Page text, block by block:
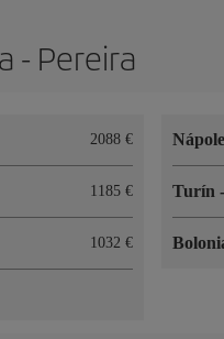
- Pereira
2088
1185
1032
Turín